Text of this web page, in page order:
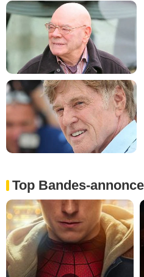
Top Bandes-